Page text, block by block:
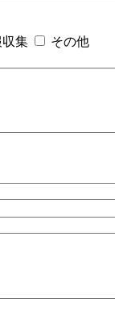
収集
その他